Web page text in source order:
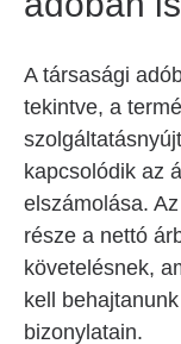
A társasági
tekintve, a
kapcsolódik az
elszámolása.
része a nettó
követelésnek,
kell
bizonylatain.